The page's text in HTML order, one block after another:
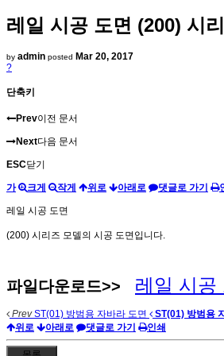
레일 시공 도면 (200) 시
by admin posted Mar 20, 2017
?
단축키
Prev이전 문서
Next다음 문서
ESC닫기
가 크게 작게 위로 아래로 댓글로 가기
레일 시공 도면
(200) 시리즈 모델의 시공 도면입니다.
파일다운로드>> 레일 시공
PrevST(01) 방범용 자바라 도면 ST(01) 방범용
위로
아래로 댓글로 가기 인쇄